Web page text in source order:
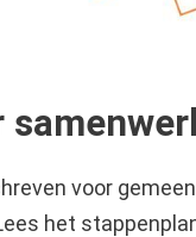
voor
het